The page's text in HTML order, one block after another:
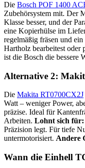
Die Bosch POF 1400
Zubehörsystem mit. Der
Klasse besser, und der
eine Kopierhülse im
regelmäßig fräsen und
Hartholz bearbeitest oder
ist die Bosch die bessere
Alternative 2:
Die Makita RT0700CX2J
Watt – weniger Power,
präzise. Ideal für
Arbeiten. Lohnt sich für:
Präzision legt. Für tiefe
untermotorisiert. Andere
Wann die Einhell